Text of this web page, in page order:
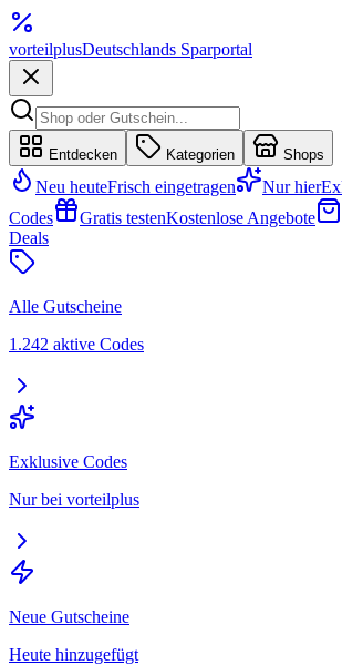
vorteilplusDeutschlands Sparportal
Entdecken Kategorien Shops
Neu heuteFrisch eingetragen Nur hier
Codes
Gratis testenKostenlose Angebote
Deals
Alle Gutscheine
1.242 aktive Codes
Exklusive Codes
Nur bei vorteilplus
Neue Gutscheine
Heute hinzugefügt